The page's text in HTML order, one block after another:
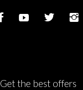
Get the best offers